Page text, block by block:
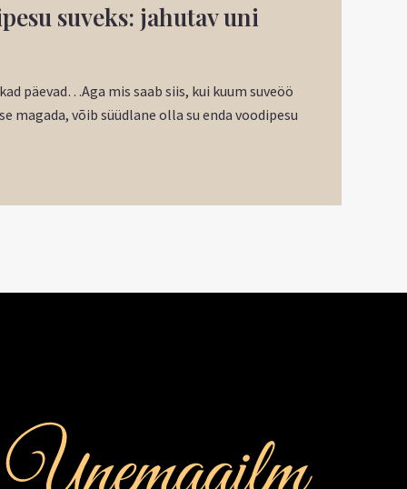
suveks: jahutav uni
päevad…Aga mis saab siis, kui kuum suveöö
magada, võib süüdlane olla su enda voodipesu